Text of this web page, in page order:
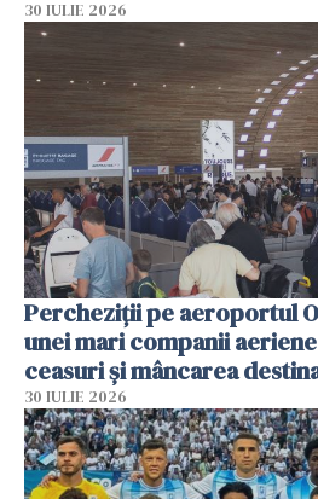
30 IULIE 2026
Percheziții pe aeroportul
unei mari companii
ceasuri și mâncarea
30 IULIE 2026